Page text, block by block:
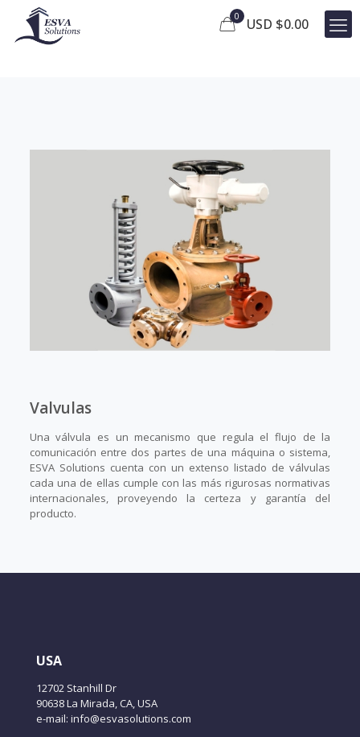
0 USD $0.00
Valvulas
Una válvula es un mecanismo que regula el flujo de la
comunicación entre dos partes de una máquina o sistema,
ESVA Solutions cuenta con un extenso listado de válvulas
cada una de ellas cumple con las más rigurosas normativas
internacionales, proveyendo la certeza y garantía del
producto.
USA
12702 Stanhill Dr
90638 La Mirada, CA, USA
e-mail: info@esvasolutions.com